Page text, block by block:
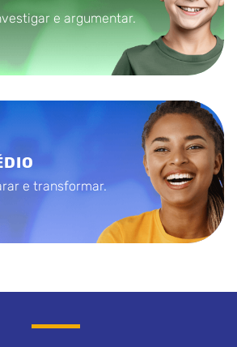
e argumentar.
e transformar.